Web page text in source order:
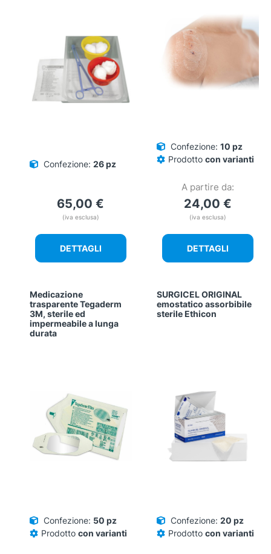
Confezione: 26 pz
65,00 €
(iva esclusa)
DETTAGLI
Confezione: 10 pz
Prodotto con varianti
A partire da:
24,00 €
(iva esclusa)
DETTAGLI
Medicazione
trasparente Tegaderm
3M, sterile ed
impermeabile a lunga
durata
Confezione: 50 pz
Prodotto con varianti
SURGICEL ORIGINAL
emostatico assorbibile
sterile Ethicon
Confezione: 20 pz
Prodotto con varianti